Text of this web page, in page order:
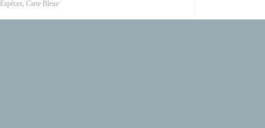
Espèces, Carte Bleue